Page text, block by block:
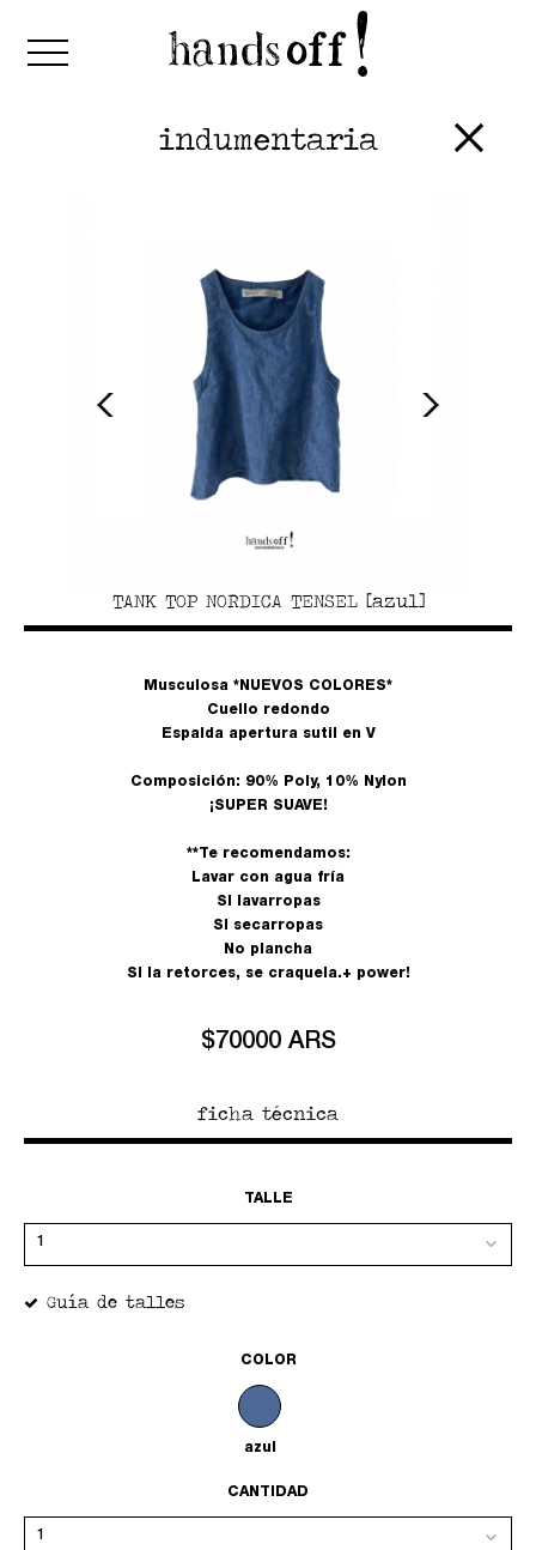
indumentaria
TANK TOP NORDICA TENSEL [azul]
Musculosa *NUEVOS COLORES*
Cuello redondo
Espalda apertura sutil en V
Composición: 90% Poly, 10% Nylon
¡SUPER SUAVE!
**Te recomendamos:
Lavar con agua fría
SI lavarropas
SI secarropas
No plancha
SI la retorces, se craquela.+ power!
$70000 ARS
ficha técnica
TALLE
Guía de talles
COLOR
azul
CANTIDAD